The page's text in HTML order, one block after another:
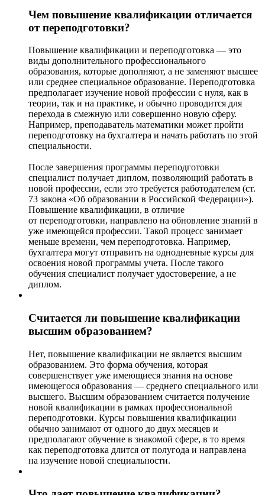
Чем повышение квалификации отличается
от переподготовки?
Повышение квалификации и переподготовка — это
виды дополнительного профессионального
образования, которые дополняют, а не заменяют высшее
или среднее специальное образование. Переподготовка
предполагает изучение новой профессии с нуля, как в
теории, так и на практике, и обычно проводится для
перехода в смежную или совершенно новую сферу.
Например, преподаватель математики может пройти
переподготовку на бухгалтера и начать работать по этой
специальности.
После завершения программы переподготовки
специалист получает диплом, позволяющий работать в
новой профессии, если это требуется работодателем (ст.
73 закона «Об образовании в Российской Федерации»).
Повышение квалификации, в отличие
от переподготовки, направлено на обновление знаний в
уже имеющейся профессии. Такой процесс занимает
меньше времени, чем переподготовка. Например,
бухгалтера могут отправить на однодневные курсы для
освоения новой программы учета. После такого
обучения специалист получает удостоверение, а не
диплом.
Считается ли повышение квалификации
высшим образованием?
Нет, повышение квалификации не является высшим
образованием. Это форма обучения, которая
совершенствует уже имеющиеся знания на основе
имеющегося образования — среднего специального или
высшего. Высшим образованием считается получение
новой квалификации в рамках профессиональной
переподготовки. Курсы повышения квалификации
обычно занимают от одного до двух месяцев и
предполагают обучение в знакомой сфере, в то время
как переподготовка длится от полугода и направлена
на изучение новой специальности.